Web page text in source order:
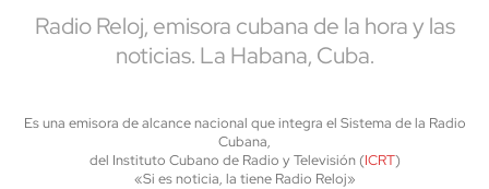
Radio Reloj, emisora cubana de la hora y las
noticias. La Habana, Cuba.
Es una emisora de alcance nacional que integra el Sistema de la Radio
Cubana,
del Instituto Cubano de Radio y Televisión (ICRT)
«Si es noticia, la tiene Radio Reloj»